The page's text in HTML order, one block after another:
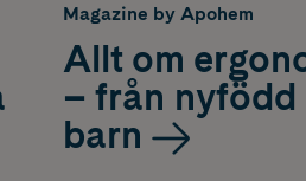
Magazine by Apohem
Allt om
– från
barn